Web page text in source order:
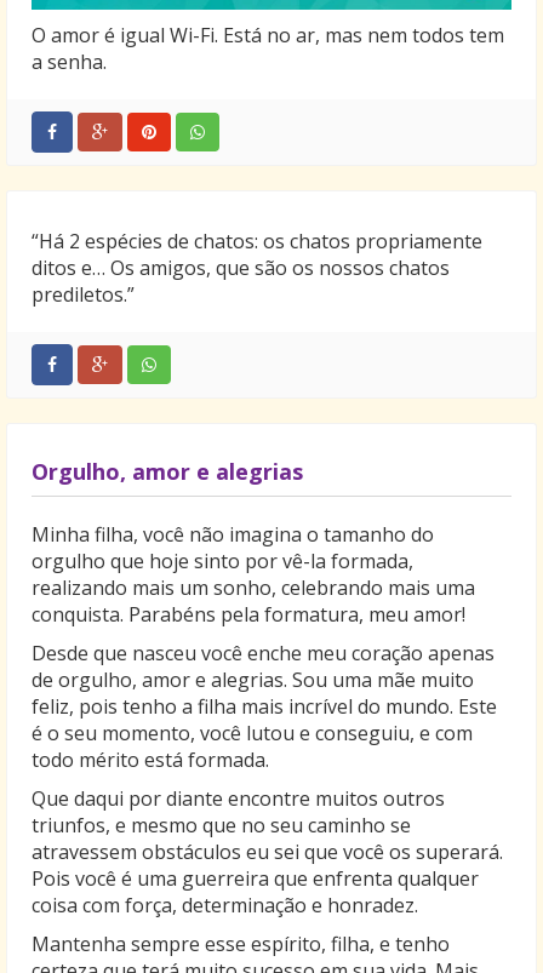
O amor é igual Wi-Fi. Está no ar, mas nem todos tem
a senha.
“Há 2 espécies de chatos: os chatos propriamente
ditos e… Os amigos, que são os nossos chatos
prediletos.”
Orgulho, amor e alegrias
Minha filha, você não imagina o tamanho do
orgulho que hoje sinto por vê-la formada,
realizando mais um sonho, celebrando mais uma
conquista. Parabéns pela formatura, meu amor!
Desde que nasceu você enche meu coração apenas
de orgulho, amor e alegrias. Sou uma mãe muito
feliz, pois tenho a filha mais incrível do mundo. Este
é o seu momento, você lutou e conseguiu, e com
todo mérito está formada.
Que daqui por diante encontre muitos outros
triunfos, e mesmo que no seu caminho se
atravessem obstáculos eu sei que você os superará.
Pois você é uma guerreira que enfrenta qualquer
coisa com força, determinação e honradez.
Mantenha sempre esse espírito, filha, e tenho